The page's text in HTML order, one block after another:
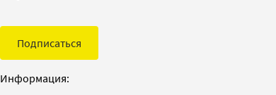
Подписаться
Информация: